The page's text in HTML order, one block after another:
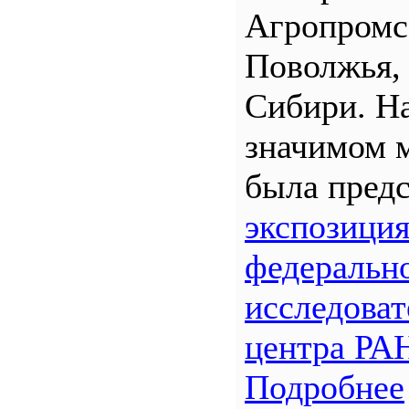
Поволжья,
Сибири.
значимом
была
центра
Подробнее